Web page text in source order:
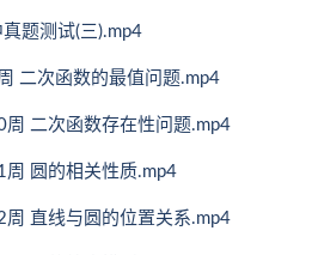
测试(三).mp4
次函数的最值问题.mp4
二次函数存在性问题.mp4
圆的相关性质.mp4
直线与圆的位置关系.mp4